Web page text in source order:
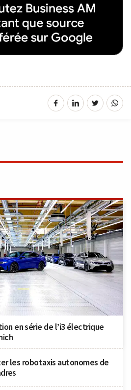
en série de l’i3 électrique
les robotaxis autonomes de